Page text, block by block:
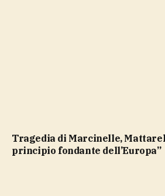
Tragedia di Marcinelle, Mattarella: “Sicurezza,
principio fondante dell’Europa”